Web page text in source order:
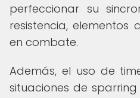
perfeccionar su
resistencia, elementos
en combate.
Además, el uso de
situaciones de